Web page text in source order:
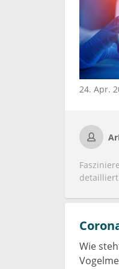
könnte
ihr
noch
genutzt
24. Apr.
durch
Phase I/
ist hier,
milder
ist
Wie